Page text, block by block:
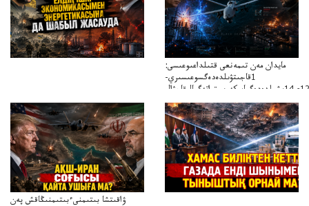
مايدان مەن تىمەنعى قتىلداعىوعىسى:
1قاجىتۋىلدەدەگسوعىسىري-
ۋاقىتشا بىتىمنىءبىتىمنىڭاقش پەن